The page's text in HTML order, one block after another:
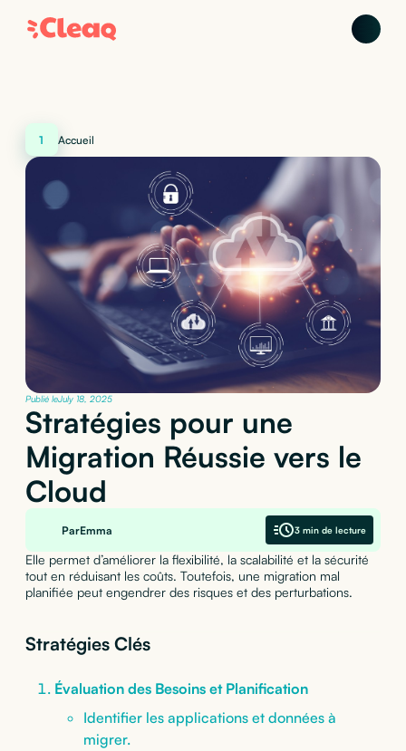
1 Accueil
Publié leJuly 18, 2025
Stratégies pour une
Migration Réussie vers le
Cloud
ParEmma 3 min de lecture
Elle permet d’améliorer la flexibilité, la scalabilité et la sécurité
tout en réduisant les coûts. Toutefois, une migration mal
planifiée peut engendrer des risques et des perturbations.
Stratégies Clés
Évaluation des Besoins et Planification
Identifier les applications et données à
migrer.